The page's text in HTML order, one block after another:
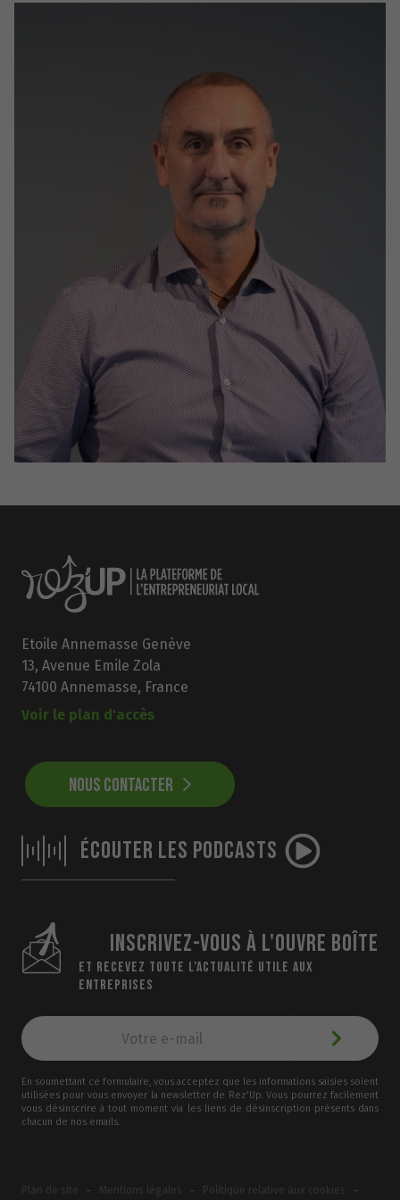
Etoile Annemasse Genève
13, Avenue Emile Zola
74100 Annemasse, France
Voir le plan d'accès
NOUS CONTACTER
ÉCOUTER LES PODCASTS
INSCRIVEZ-VOUS À L'OUVRE BOÎTE
ET RECEVEZ TOUTE L’ACTUALITÉ UTILE AUX
ENTREPRISES
En soumettant ce formulaire, vous acceptez que les informations saisies soient
utilisées pour vous envoyer la newsletter de Rez'Up. Vous pourrez facilement
vous désinscrire à tout moment via les liens de désinscription présents dans
chacun de nos emails.
Plan de site - Mentions légales - Politique relative aux cookies -